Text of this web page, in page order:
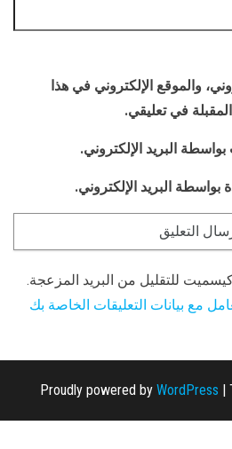
والموقع الإلكتروني في هذا
في تعليقي.
بواسطة البريد الإلكتروني.
بواسطة البريد الإلكتروني.
للتقليل من البريد المزعجة.
مع بيانات التعليقات الخاصة بك
Proudly powered by WordPress |